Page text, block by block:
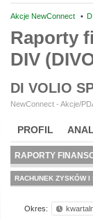
Akcje NewConnect •
Raporty
DIV
DI VOLIO
NewConnect - Akcje/
PROFIL
BR LAB
RAPORTY
RACHUNEK ZYSKÓW I
Okres:
68